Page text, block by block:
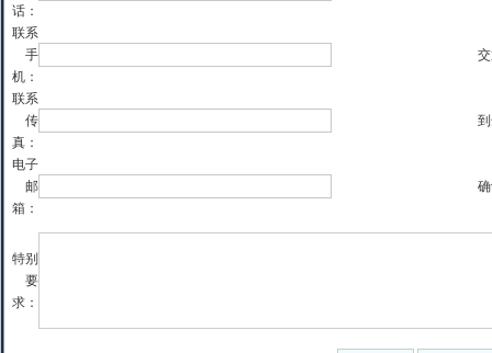
话：
联系
手
机：
联系
传
真：
电子
邮
箱：
特别
要
求：